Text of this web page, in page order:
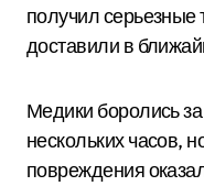
получил серьезные
доставили в
Медики боролись
нескольких часов,
повреждения